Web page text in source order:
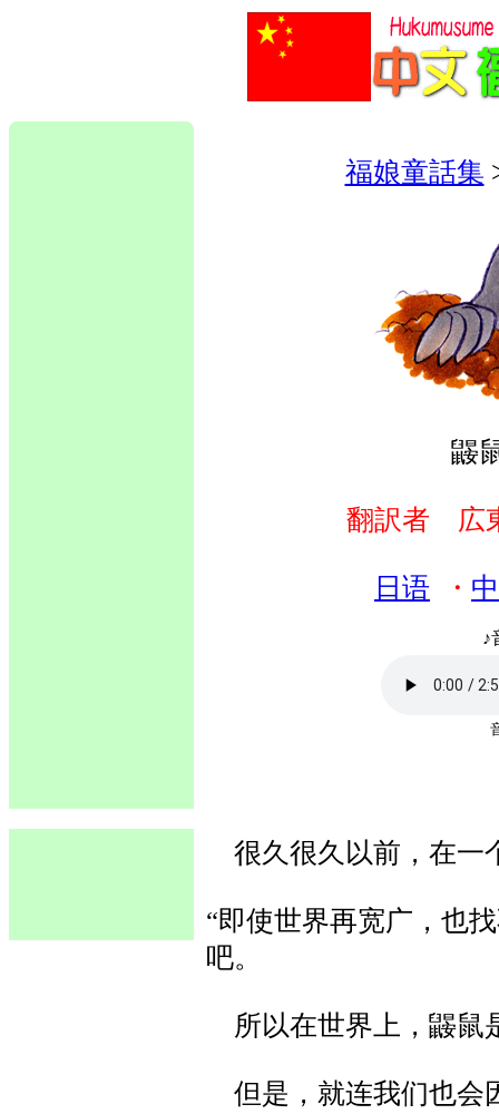
福娘童話集
鼹
翻訳者 広
日语 ・
♪
很久很久以前，在一
“即使世界再宽广，也
吧。
所以在世界上，鼹鼠
但是，就连我们也会